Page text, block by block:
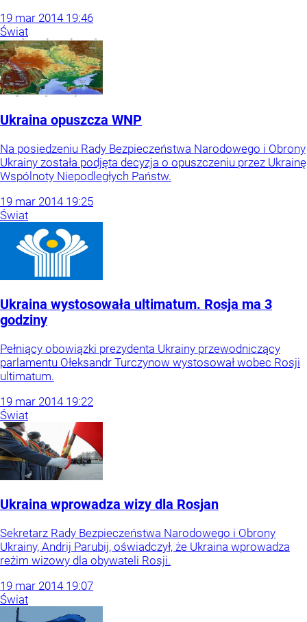
19 mar 2014 19:46
Świat
Ukraina opuszcza WNP
Na posiedzeniu Rady Bezpieczeństwa Narodowego i Obrony
Ukrainy została podjęta decyzja o opuszczeniu przez Ukrainę
Wspólnoty Niepodległych Państw.
19 mar 2014 19:25
Świat
Ukraina wystosowała ultimatum. Rosja ma 3
godziny
Pełniący obowiązki prezydenta Ukrainy przewodniczący
parlamentu Ołeksandr Turczynow wystosował wobec Rosji
ultimatum.
19 mar 2014 19:22
Świat
Ukraina wprowadza wizy dla Rosjan
Sekretarz Rady Bezpieczeństwa Narodowego i Obrony
Ukrainy, Andrij Parubij, oświadczył, że Ukraina wprowadza
reżim wizowy dla obywateli Rosji.
19 mar 2014 19:07
Świat